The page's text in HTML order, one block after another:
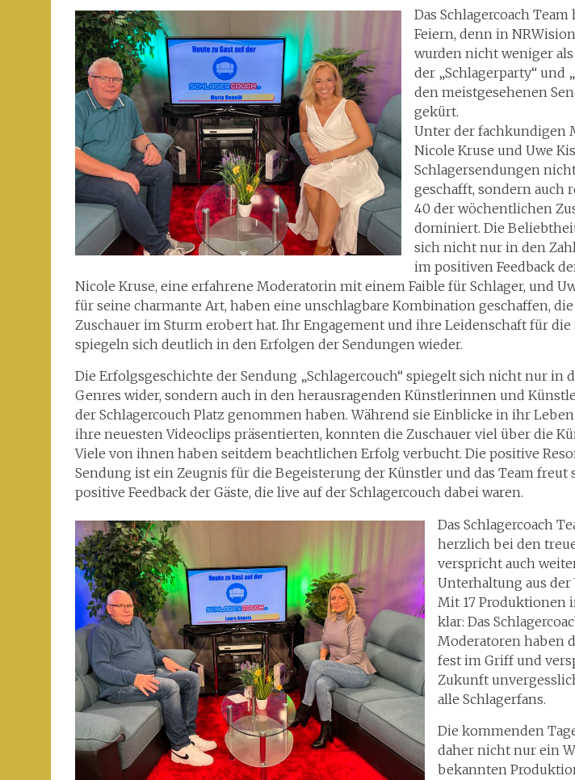
Das Schlagercoach
Feiern, denn in
wurden nicht weniger
der „Schlagerparty“ und
den meistgesehenen
gekürt.
Unter der fachkundigen
Nicole Kruse und Uwe
Schlagersendungen
geschafft, sondern auch
40 der wöchentlichen
dominiert. Die
sich nicht nur in den
im positiven Feedback
Nicole Kruse, eine erfahrene Moderatorin mit einem Faible für Schlager, und
für seine charmante Art, haben eine unschlagbare Kombination geschaffen,
Zuschauer im Sturm erobert hat. Ihr Engagement und ihre Leidenschaft für die
spiegeln sich deutlich in den Erfolgen der Sendungen wieder.
Die Erfolgsgeschichte der Sendung „Schlagercouch“ spiegelt sich nicht nur in
Genres wider, sondern auch in den herausragenden Künstlerinnen und
der Schlagercouch Platz genommen haben. Während sie Einblicke in ihr
ihre neuesten Videoclips präsentierten, konnten die Zuschauer viel über die
Viele von ihnen haben seitdem beachtlichen Erfolg verbucht. Die positive
Sendung ist ein Zeugnis für die Begeisterung der Künstler und das Team freut
positive Feedback der Gäste, die live auf der Schlagercouch dabei waren.
Das Schlagercoach
herzlich bei den
verspricht auch
Unterhaltung aus der
Mit 17 Produktionen
klar: Das
Moderatoren haben
fest im Griff und
Zukunft
alle Schlagerfans.
Die kommenden
daher nicht nur ein
bekannten